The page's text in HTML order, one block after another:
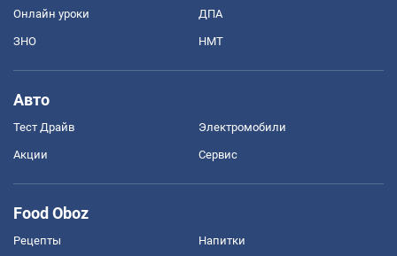
Онлайн уроки ДПА
ЗНО НМТ
Авто
Тест Драйв Электромобили
Акции Сервис
Food Oboz
Рецепты Напитки